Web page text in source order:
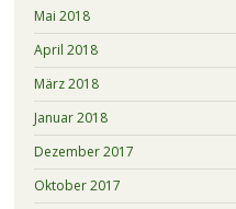
Mai 2018
April 2018
März 2018
Januar 2018
Dezember 2017
Oktober 2017